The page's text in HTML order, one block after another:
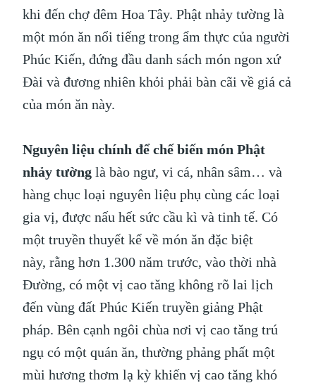
khi đến chợ đêm Hoa Tây. Phật nhảy tường là
một món ăn nổi tiếng trong ẩm thực của người
Phúc Kiến, đứng đầu danh sách món ngon xứ
Đài và đương nhiên khỏi phải bàn cãi về giá cả
của món ăn này.
Nguyên liệu chính để chế biến món Phật
nhảy tường là bào ngư, vi cá, nhân sâm… và
hàng chục loại nguyên liệu phụ cùng các loại
gia vị, được nấu hết sức cầu kì và tinh tế. Có
một truyền thuyết kể về món ăn đặc biệt
này, rằng hơn 1.300 năm trước, vào thời nhà
Đường, có một vị cao tăng không rõ lai lịch
đến vùng đất Phúc Kiến truyền giảng Phật
pháp. Bên cạnh ngôi chùa nơi vị cao tăng trú
ngụ có một quán ăn, thường phảng phất một
mùi hương thơm lạ kỳ khiến vị cao tăng khó